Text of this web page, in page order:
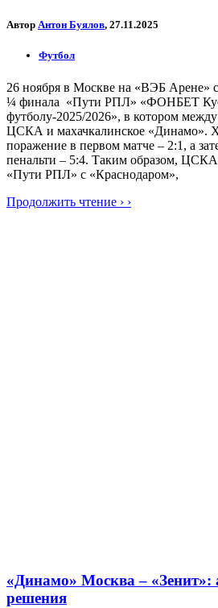
Автор Антон Буялов, 27.11.2025
Футбол
26 ноября в Москве на «ВЭБ Арене»
¼ финала «Пути РПЛ» «ФОНБЕТ
футболу-2025/2026», в котором между
ЦСКА и махачкалинское «Динамо».
поражение в первом матче – 2:1, а
пенальти – 5:4. Таким образом,
«Пути РПЛ» с «Краснодаром»,
Продолжить чтение › ›
«Динамо» Москва – «Зенит»:
решения